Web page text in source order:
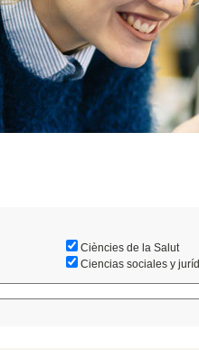
Ciències de la Salut
Ciencias sociales y